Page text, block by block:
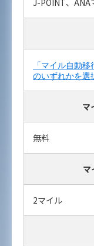
J-POINT、ANA
「マイル自動
のいずれかを選
マ
無料
マ
2マイル